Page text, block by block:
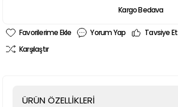
Kargo Bedava
Yorum Yap Tavsiye Et
Karşılaştır
ÜRÜN ÖZELLİKLERİ